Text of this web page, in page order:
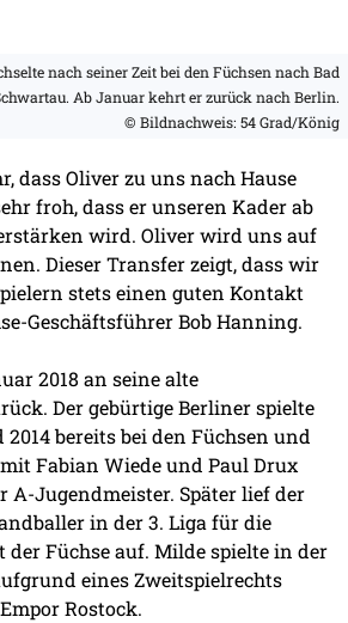
nach seiner Zeit bei den Füchsen nach Bad
Ab Januar kehrt er zurück nach Berlin.
© Bildnachweis: 54 Grad/König
dass Oliver zu uns nach Hause
froh, dass er unseren Kader ab
wird. Oliver wird uns auf
Dieser Transfer zeigt, dass wir
stets einen guten Kontakt
Geschäftsführer Bob Hanning.
2018 an seine alte
Der gebürtige Berliner spielte
bereits bei den Füchsen und
Fabian Wiede und Paul Drux
A-Jugendmeister. Später lief der
in der 3. Liga für die
Füchse auf. Milde spielte in der
eines Zweitspielrechts
Rostock.